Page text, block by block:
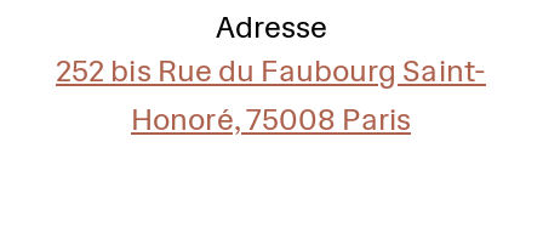
Adresse
252 bis Rue du Faubourg Saint-
Honoré, 75008 Paris